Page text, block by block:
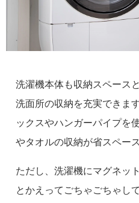
洗濯機本体も収納スペース
洗面所の収納を充実できま
ックスやハンガーパイプを
やタオルの収納が省スペー
ただし、洗濯機にマグネッ
とかえってごちゃごちゃし